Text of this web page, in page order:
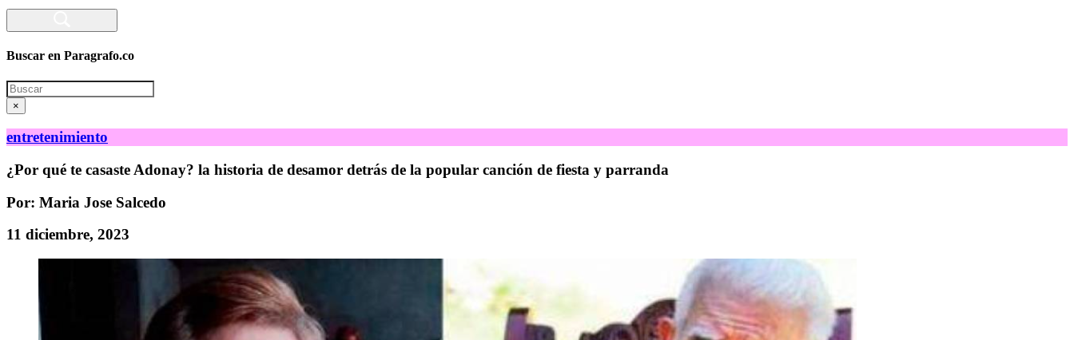
Buscar en Paragrafo.co
Search
×
entretenimiento
¿Por qué te casaste Adonay? la historia de desamor detrás de la popular canción de fiesta y parranda
Por: Maria Jose Salcedo
11 diciembre, 2023